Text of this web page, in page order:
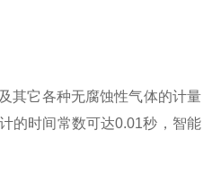
其它各种无腐蚀性气体的计量
的时间常数可达0.01秒，智能